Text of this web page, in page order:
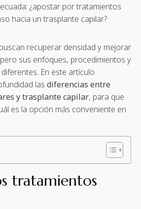
¿apostar por tratamientos
hacia un trasplante capilar?
recuperar densidad y mejorar
sus enfoques, procedimientos y
En este artículo
las diferencias entre
y trasplante capilar, para que
es la opción más conveniente en
tratamientos